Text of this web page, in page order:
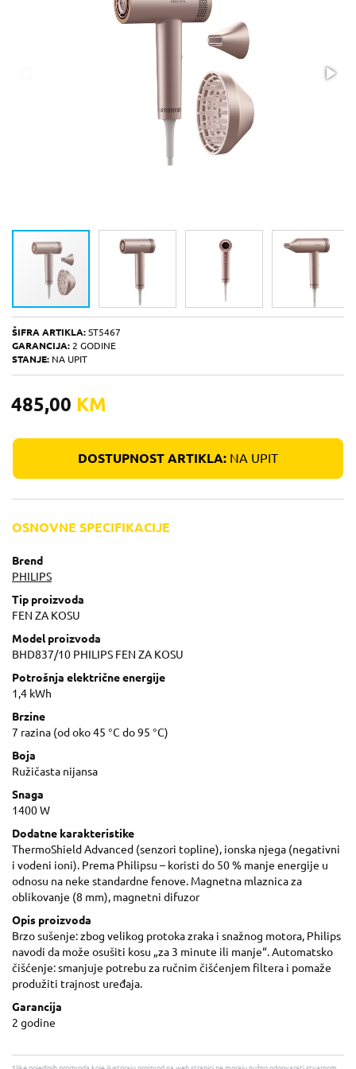
ŠIFRA ARTIKLA: ST5467
GARANCIJA: 2 GODINE
STANJE: NA UPIT
485,00 KM
DOSTUPNOST ARTIKLA: NA UPIT
OSNOVNE SPECIFIKACIJE
Brend
PHILIPS
Tip proizvoda
FEN ZA KOSU
Model proizvoda
BHD837/10 PHILIPS FEN ZA KOSU
Potrošnja električne energije
1,4 kWh
Brzine
7 razina (od oko 45 °C do 95 °C)
Boja
Ružičasta nijansa
Snaga
1400 W
Dodatne karakteristike
ThermoShield Advanced (senzori topline), ionska njega (negativni
i vodeni ioni). Prema Philipsu – koristi do 50 % manje energije u
odnosu na neke standardne fenove. Magnetna mlaznica za
oblikovanje (8 mm), magnetni difuzor
Opis proizvoda
Brzo sušenje: zbog velikog protoka zraka i snažnog motora, Philips
navodi da može osušiti kosu „za 3 minute ili manje“. Automatsko
čišćenje: smanjuje potrebu za ručnim čišćenjem filtera i pomaže
produžiti trajnost uređaja.
Garancija
2 godine